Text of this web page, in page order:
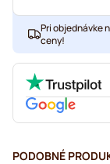
Pri objednávke
ceny!
PODOBNÉ